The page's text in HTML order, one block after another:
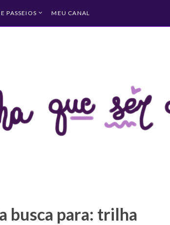
PASSEIOS MEU CANAL
busca para: trilha